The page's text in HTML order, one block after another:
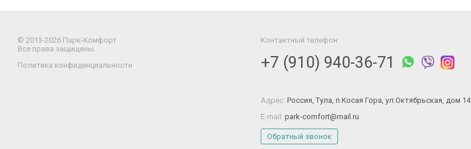
© 2013-2026 Парк-Комфорт
Все права защищены.
Политика конфиденциальности
Контактный телефон:
+7 (910) 940-36-71
Адрес: Россия, Тула, п.Косая Гора, ул.Октябрьская, дом 14
E-mail: park-comfort@mail.ru
Обратный звонок